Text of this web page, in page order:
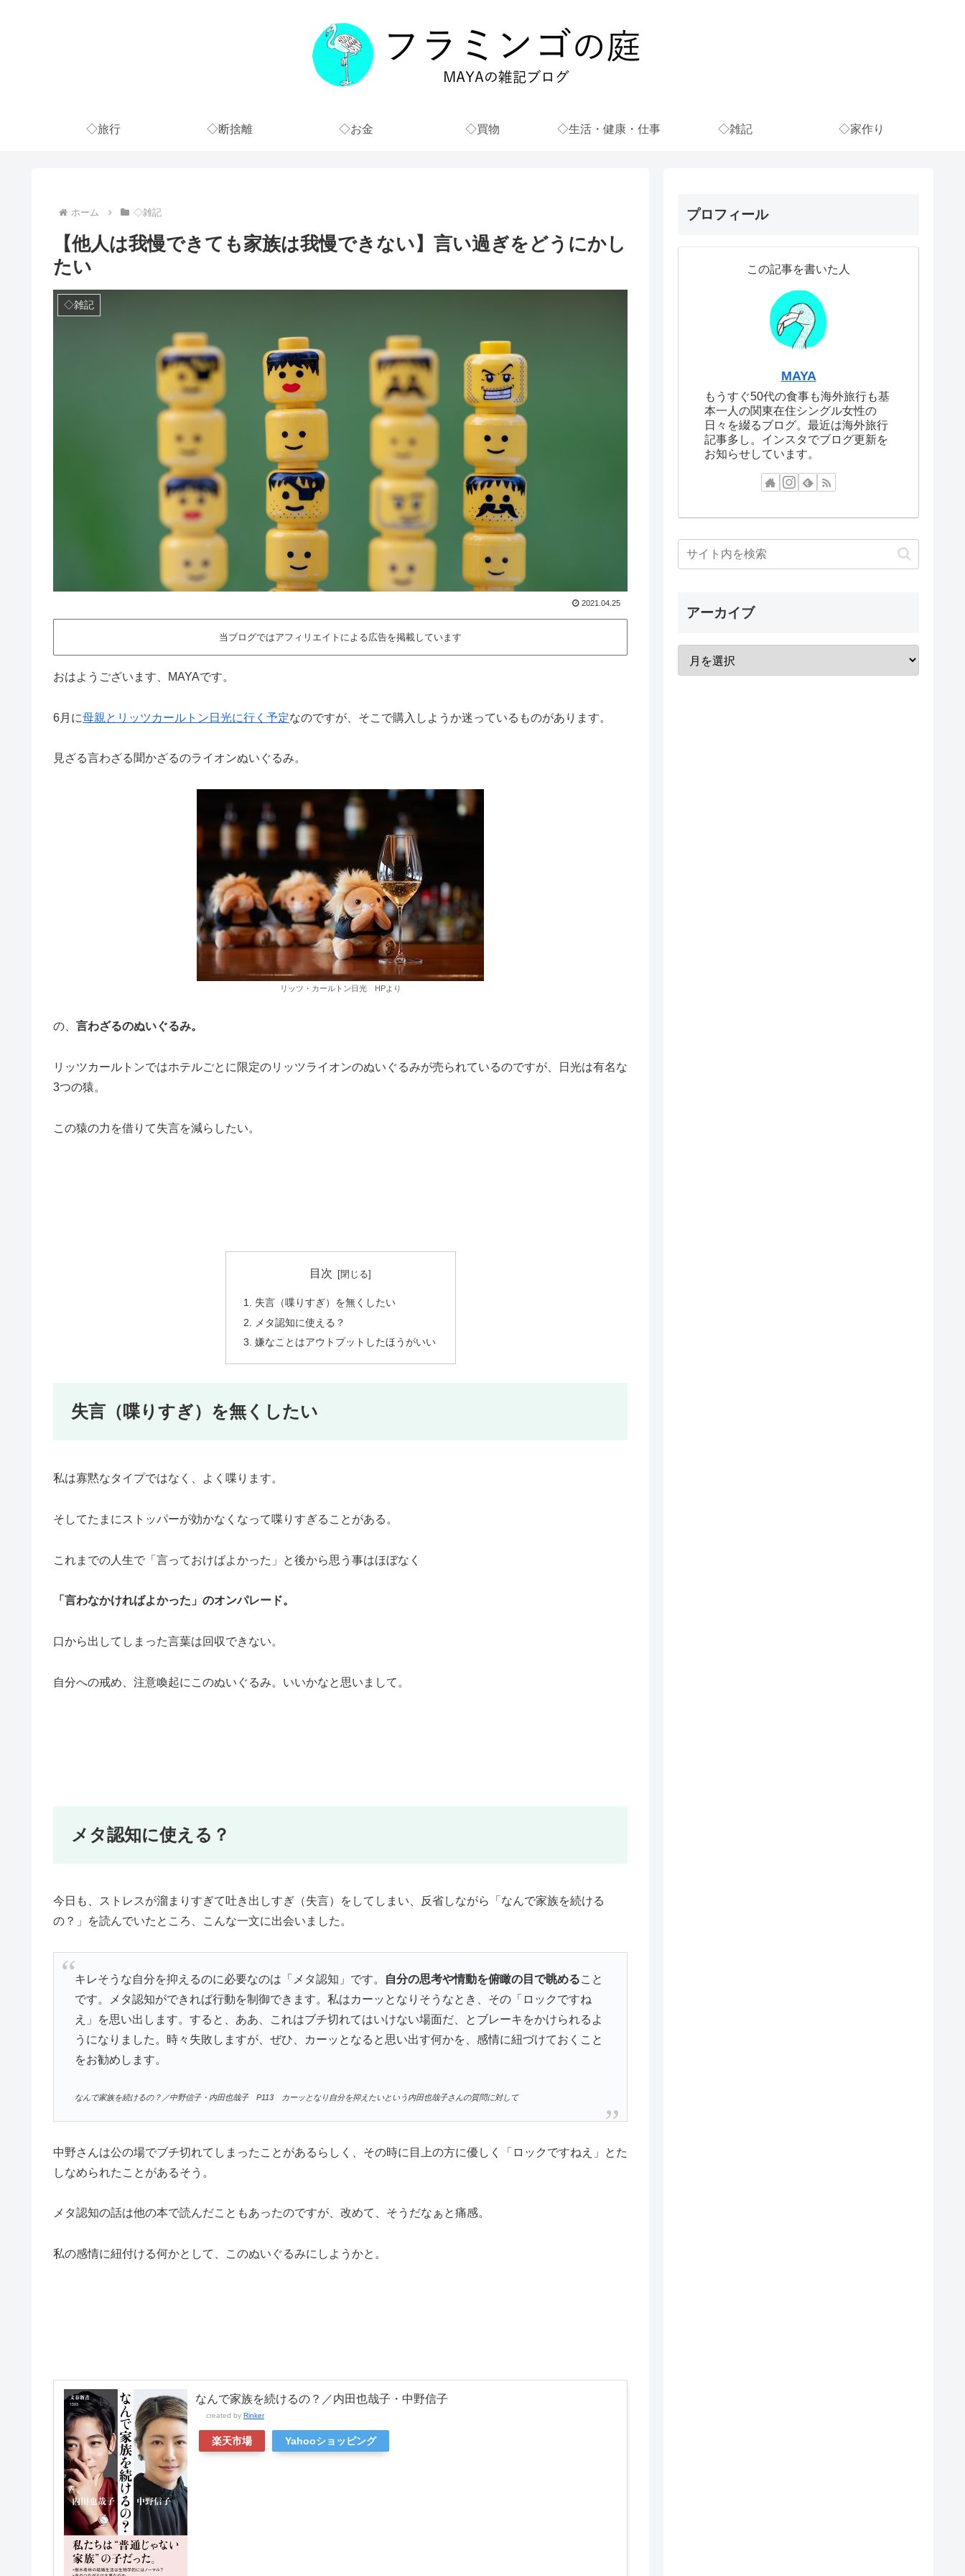
◇旅行 ◇断捨離 ◇お金 ◇買物 ◇生活・健康・仕事 ◇雑記 ◇家作り
ホーム ◇雑記
【他人は我慢できても家族は我慢できない】言い過ぎをどうにかし
たい
◇雑記
2021.04.25
当ブログではアフィリエイトによる広告を掲載しています
おはようございます、MAYAです。
6月に母親とリッツカールトン日光に行く予定なのですが、そこで購入しようか迷っているものがあります。
見ざる言わざる聞かざるのライオンぬいぐるみ。
リッツ・カールトン日光 HPより
の、 言わざるのぬいぐるみ。
リッツカールトンではホテルごとに限定のリッツライオンのぬいぐるみが売られているのですが、日光は有名な
3つの猿。
この猿の力を借りて失言を減らしたい。
目次
失言（喋りすぎ）を無くしたい
メタ認知に使える？
嫌なことはアウトプットしたほうがいい
失言（喋りすぎ）を無くしたい
私は寡黙なタイプではなく、よく喋ります。
そしてたまにストッパーが効かなくなって喋りすぎることがある。
これまでの人生で「言っておけばよかった」と後から思う事はほぼなく
「言わなかければよかった」のオンパレード。
口から出してしまった言葉は回収できない。
自分への戒め、注意喚起にこのぬいぐるみ。いいかなと思いまして。
メタ認知に使える？
今日も、ストレスが溜まりすぎて吐き出しすぎ（失言）をしてしまい、反省しながら「なんで家族を続ける
の？」を読んでいたところ、こんな一文に出会いました。
キレそうな自分を抑えるのに必要なのは「メタ認知」です。 自分の思考や情動を俯瞰の目で眺めること
です。メタ認知ができれば行動を制御できます。私はカーッとなりそうなとき、その「ロックですね
え」を思い出します。すると、ああ、これはブチ切れてはいけない場面だ、とブレーキをかけられるよ
うになりました。時々失敗しますが、ぜひ、カーッとなると思い出す何かを、感情に紐づけておくこと
をお勧めします。
なんで家族を続けるの？／中野信子・内田也哉子 P113 カーッとなり自分を抑えたいという内田也哉子さんの質問に対して
中野さんは公の場でブチ切れてしまったことがあるらしく、その時に目上の方に優しく「ロックですねえ」とた
しなめられたことがあるそう。
メタ認知の話は他の本で読んだこともあったのですが、改めて、そうだなぁと痛感。
私の感情に紐付ける何かとして、このぬいぐるみにしようかと。
なんで家族を続けるの？／内田也哉子・中野信子
created by Rinker
楽天市場 Yahooショッピング
プロフィール
この記事を書いた人
MAYA
もうすぐ50代の食事も海外旅行も基
本一人の関東在住シングル女性の
日々を綴るブログ。最近は海外旅行
記事多し。インスタでブログ更新を
お知らせしています。
アーカイブ